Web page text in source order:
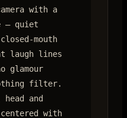
with a
— quiet
mouth
laugh lines
glamour
filter.
and
with